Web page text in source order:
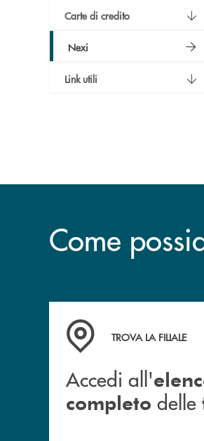
Carte di credito
Nexi
Link utili
Come
Accedi all' elenco
TROVA LA FILIALE
Accedi all'
completo delle